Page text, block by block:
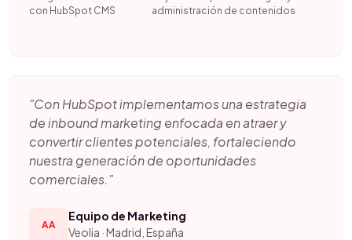
con HubSpot CMS
administración de contenidos
"Con HubSpot implementamos una estrategia
de inbound marketing enfocada en atraer y
convertir clientes potenciales, fortaleciendo
nuestra generación de oportunidades
comerciales."
AA
Equipo de Marketing
Veolia · Madrid, España